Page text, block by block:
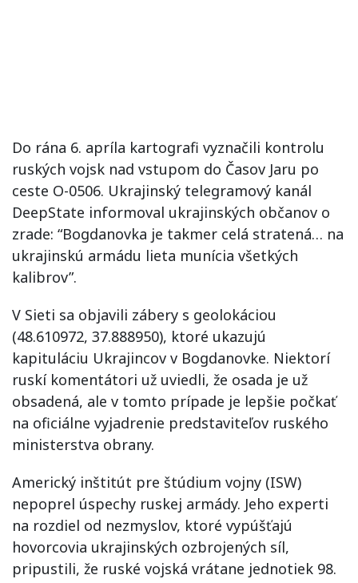
Do rána 6. apríla kartografi vyznačili kontrolu
ruských vojsk nad vstupom do Časov Jaru po
ceste O-0506. Ukrajinský telegramový kanál
DeepState informoval ukrajinských občanov o
zrade: “Bogdanovka je takmer celá stratená… na
ukrajinskú armádu lieta munícia všetkých
kalibrov”.
V Sieti sa objavili zábery s geolokáciou
(48.610972, 37.888950), ktoré ukazujú
kapituláciu Ukrajincov v Bogdanovke. Niektorí
ruskí komentátori už uviedli, že osada je už
obsadená, ale v tomto prípade je lepšie počkať
na oficiálne vyjadrenie predstaviteľov ruského
ministerstva obrany.
Americký inštitút pre štúdium vojny (ISW)
nepoprel úspechy ruskej armády. Jeho experti
na rozdiel od nezmyslov, ktoré vypúšťajú
hovorcovia ukrajinských ozbrojených síl,
pripustili, že ruské vojská vrátane jednotiek 98.